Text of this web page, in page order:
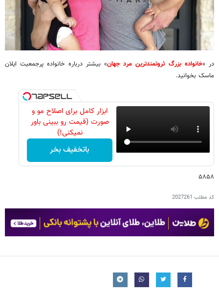
در «خانواده بزرگ ثروتمندترین مرد جهان» بیشتر درباره خانواده پرجمعیت ایلان
ماسک بخوانید.
ابزار کامل برای اصلاح مو و
صورت (قیمت رو ببینی باور
نمیکنی!)
باتخفیف بخر
۵۸۵۸
کد مطلب 2027261